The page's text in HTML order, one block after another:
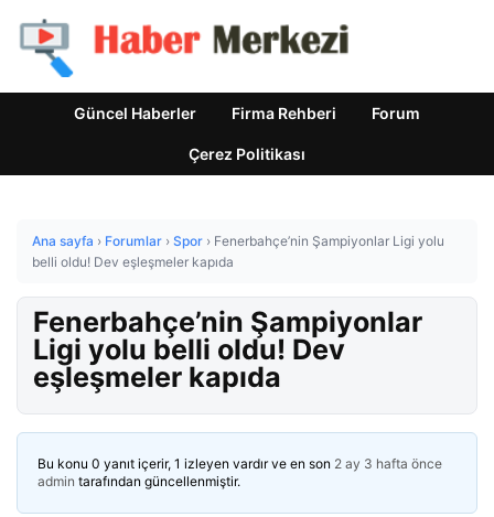
Güncel Haberler Firma Rehberi Forum
Çerez Politikası
Ana sayfa › Forumlar › Spor › Fenerbahçe’nin Şampiyonlar Ligi yolu
belli oldu! Dev eşleşmeler kapıda
Fenerbahçe’nin Şampiyonlar
Ligi yolu belli oldu! Dev
eşleşmeler kapıda
Bu konu 0 yanıt içerir, 1 izleyen vardır ve en son 2 ay 3 hafta önce
admin tarafından güncellenmiştir.